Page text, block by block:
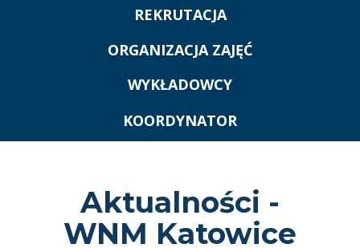
REKRUTACJA
ORGANIZACJA ZAJĘĆ
WYKŁADOWCY
KOORDYNATOR
Aktualności -
WNM Katowice